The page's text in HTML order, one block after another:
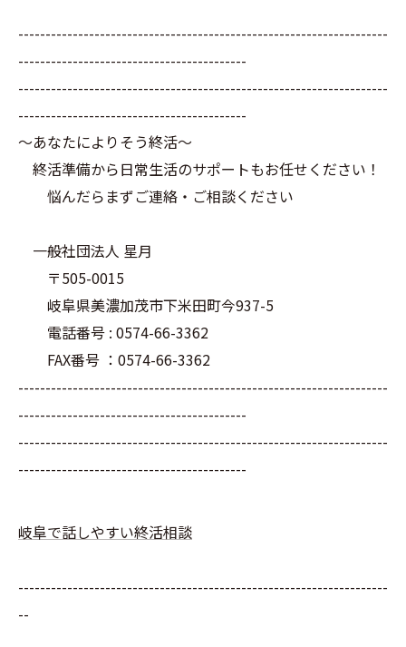
--------------------------------------------------------------------
------------------------------------------
--------------------------------------------------------------------
------------------------------------------
～あなたによりそう終活～
終活準備から日常生活のサポートもお任せください！
悩んだらまずご連絡・ご相談ください
一般社団法人 星月
〒505-0015
岐阜県美濃加茂市下米田町今937-5
電話番号 : 0574-66-3362
FAX番号 ：0574-66-3362
--------------------------------------------------------------------
------------------------------------------
--------------------------------------------------------------------
------------------------------------------
岐阜で話しやすい終活相談
--------------------------------------------------------------------
--